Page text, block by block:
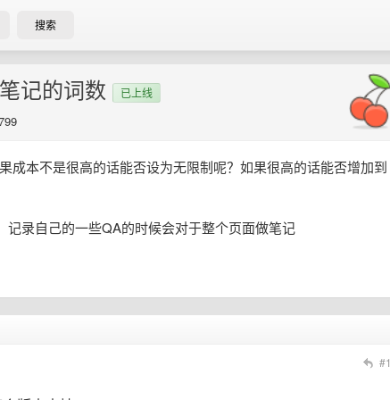
搜索
记的词数
已上线
成本不是很高的话能否设为无限制呢？如果很高的话能否增加到
录自己的一些QA的时候会对于整个页面做笔记
#1